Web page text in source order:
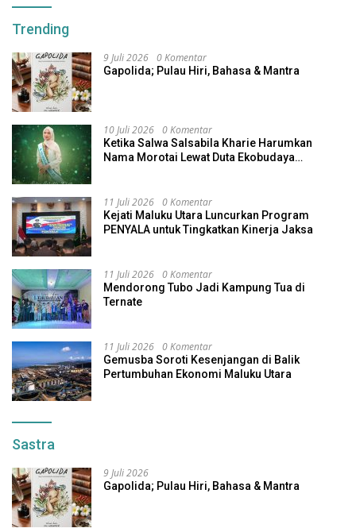
Trending
9 Juli 2026 0 Komentar
Gapolida; Pulau Hiri, Bahasa & Mantra
10 Juli 2026 0 Komentar
Ketika Salwa Salsabila Kharie Harumkan
Nama Morotai Lewat Duta Ekobudaya
11 Juli 2026 0 Komentar
Kejati Maluku Utara Luncurkan Program
PENYALA untuk Tingkatkan Kinerja Jaksa
11 Juli 2026 0 Komentar
Mendorong Tubo Jadi Kampung Tua di
Ternate
11 Juli 2026 0 Komentar
Gemusba Soroti Kesenjangan di Balik
Pertumbuhan Ekonomi Maluku Utara
Sastra
9 Juli 2026
Gapolida; Pulau Hiri, Bahasa & Mantra